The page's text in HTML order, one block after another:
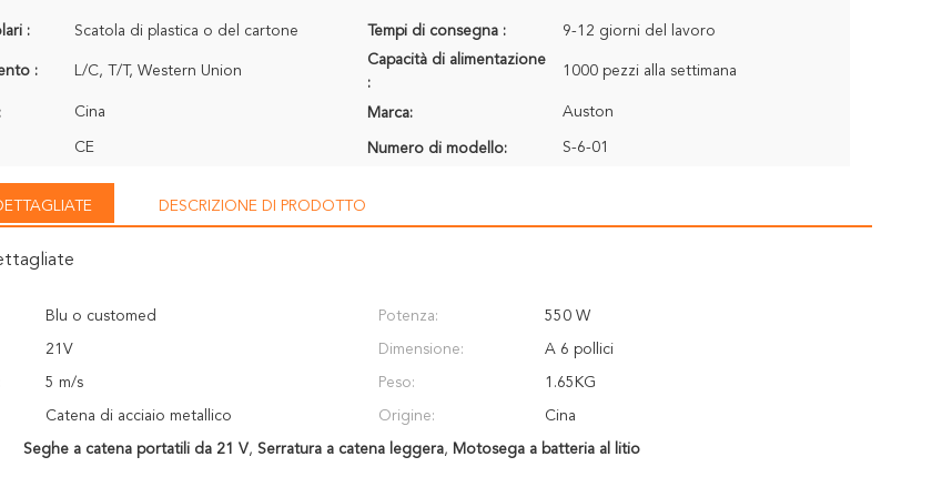
: Scatola di plastica o del cartone Tempi di consegna : 9-12 giorni del lavoro
: L/C, T/T, Western Union
Capacità di alimentazione
:
1000 pezzi alla settimana
Cina Marca: Auston
CE Numero di modello: S-6-01
DESCRIZIONE DI PRODOTTO
Blu o customed Potenza: 550 W
21V Dimensione: A 6 pollici
5 m/s Peso: 1.65KG
Catena di acciaio metallico Origine: Cina
Seghe a catena portatili da 21 V, Serratura a catena leggera, Motosega a batteria al litio